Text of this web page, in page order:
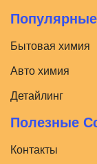
Популярные
Бытовая химия
Авто химия
Детайлинг
Полезные
Контакты